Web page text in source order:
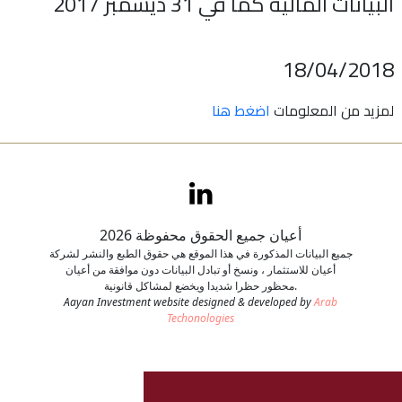
18/04/2018
لمزيد من المعلومات اضغط هنا
أعيان جميع الحقوق محفوظة 2026
جميع البيانات المذكورة في هذا الموقع هي حقوق الطبع والنشر لشركة
أعيان للاستثمار ، ونسخ أو تبادل البيانات دون موافقة من أعيان
محظور حظرا شديدا ويخضع لمشاكل قانونية.
Aayan Investment website designed & developed byArab
Techonologies
طلب وظيفة